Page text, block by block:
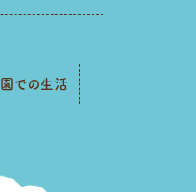
園での生活